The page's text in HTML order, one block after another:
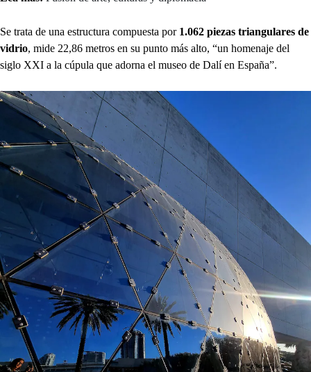
Se trata de una estructura compuesta por1.062 piezas triangulares de
vidrio, mide 22,86 metros en su punto más alto, “un homenaje del
siglo XXI a la cúpula que adorna el museo de Dalí en España”.